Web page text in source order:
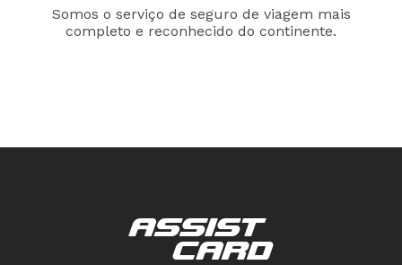
Somos o serviço de seguro de viagem mais
completo e reconhecido do continente.